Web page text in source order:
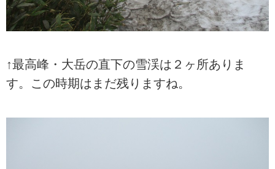
↑最高峰・大岳の直下の雪渓は２ヶ所ありま
す。この時期はまだ残りますね。